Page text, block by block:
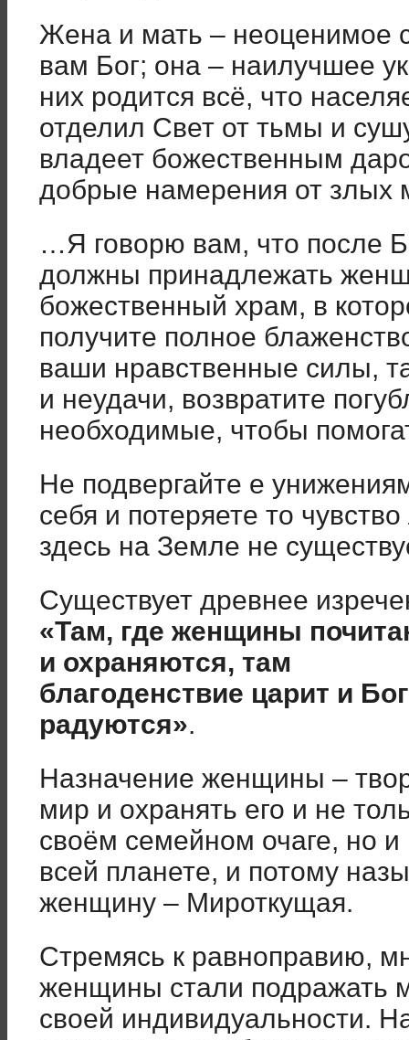
Жена и мать – неоценимое
вам Бог; она – наилучшее
них родится всё, что
отделил Свет от тьмы и
владеет божественным
добрые намерения от злых
…Я говорю вам, что после
должны принадлежать
божественный храм, в
получите полное
ваши нравственные силы,
и неудачи, возвратите
необходимые, чтобы
Не подвергайте е
себя и потеряете то
здесь на Земле не
Существует древнее
«Там, где женщины
и охраняются, там
благоденствие царит и
радуются».
Назначение женщины –
мир и охранять его и не
своём семейном очаге, но и
всей планете, и потому
женщину – Мироткущая.
Стремясь к равноправию,
женщины стали подражать
своей индивидуальности.